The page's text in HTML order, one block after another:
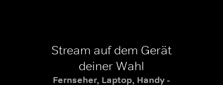
Stream auf dem Gerät
deiner Wahl
Fernseher, Laptop, Handy -